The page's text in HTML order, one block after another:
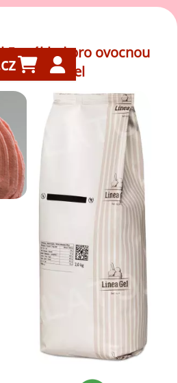
5 - základ pro ovocnou
LineaGel